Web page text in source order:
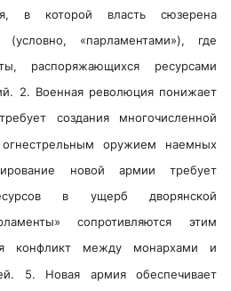
в которой власть сюзерена
(условно, «парламентами»), где
распоряжающихся ресурсами
2. Военная революция понижает
создания многочисленной
оружием наемных
новой армии требует
в ущерб дворянской
сопротивляются этим
конфликт между монархами и
5. Новая армия обеспечивает